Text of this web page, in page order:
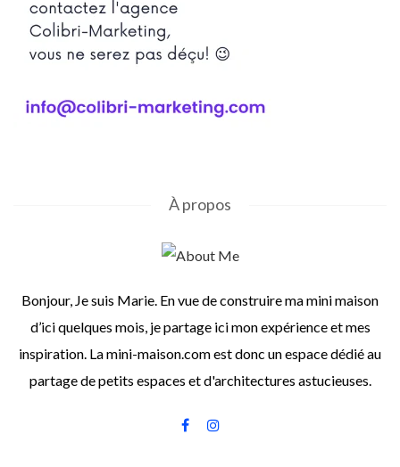
À propos
Bonjour, Je suis Marie. En vue de construire ma mini maison
d’ici quelques mois, je partage ici mon expérience et mes
inspiration. La mini-maison.com est donc un espace dédié au
partage de petits espaces et d'architectures astucieuses.